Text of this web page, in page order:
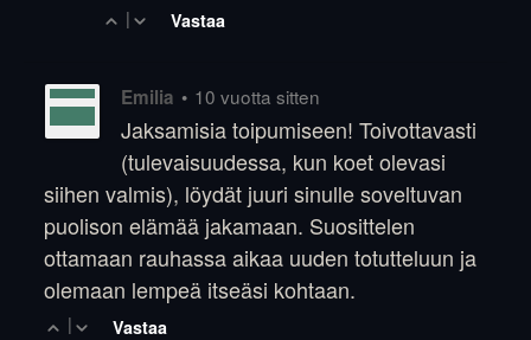
| Vastaa
Emilia • 10 vuotta sitten
Jaksamisia toipumiseen! Toivottavasti
(tulevaisuudessa, kun koet olevasi
siihen valmis), löydät juuri sinulle soveltuvan
puolison elämää jakamaan. Suosittelen
ottamaan rauhassa aikaa uuden totutteluun ja
olemaan lempeä itseäsi kohtaan.
| Vastaa